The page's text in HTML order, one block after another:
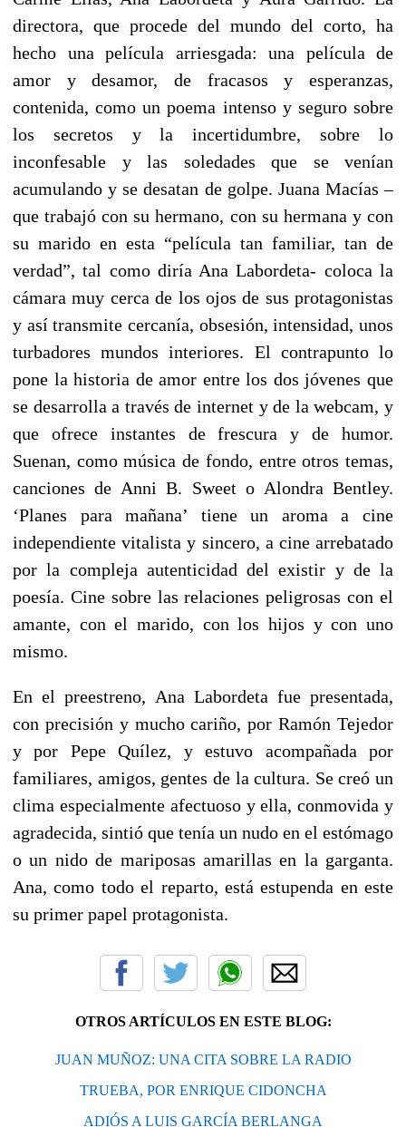
directora, que procede del mundo del corto, ha
hecho una película arriesgada: una película de
amor y desamor, de fracasos y esperanzas,
contenida, como un poema intenso y seguro sobre
los secretos y la incertidumbre, sobre lo
inconfesable y las soledades que se venían
acumulando y se desatan de golpe. Juana Macías –
que trabajó con su hermano, con su hermana y con
su marido en esta “película tan familiar, tan de
verdad”, tal como diría Ana Labordeta- coloca la
cámara muy cerca de los ojos de sus protagonistas
y así transmite cercanía, obsesión, intensidad, unos
turbadores mundos interiores. El contrapunto lo
pone la historia de amor entre los dos jóvenes que
se desarrolla a través de internet y de la webcam, y
que ofrece instantes de frescura y de humor.
Suenan, como música de fondo, entre otros temas,
canciones de Anni B. Sweet o Alondra Bentley.
‘Planes para mañana’ tiene un aroma a cine
independiente vitalista y sincero, a cine arrebatado
por la compleja autenticidad del existir y de la
poesía. Cine sobre las relaciones peligrosas con el
amante, con el marido, con los hijos y con uno
mismo.
En el preestreno, Ana Labordeta fue presentada,
con precisión y mucho cariño, por Ramón Tejedor
y por Pepe Quílez, y estuvo acompañada por
familiares, amigos, gentes de la cultura. Se creó un
clima especialmente afectuoso y ella, conmovida y
agradecida, sintió que tenía un nudo en el estómago
o un nido de mariposas amarillas en la garganta.
Ana, como todo el reparto, está estupenda en este
su primer papel protagonista.
OTROS ARTÍCULOS EN ESTE BLOG:
JUAN MUÑOZ: UNA CITA SOBRE LA RADIO
TRUEBA, POR ENRIQUE CIDONCHA
ADIÓS A LUIS GARCÍA BERLANGA